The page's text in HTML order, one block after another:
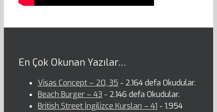
En Çok Okunan Yazılar…
Visas Concept – 20, 35 - 2.164 defa Okudular.
Beach Burger – 43 - 2.146 defa Okudular.
British Street İngilizce Kursları – 41 - 1.954